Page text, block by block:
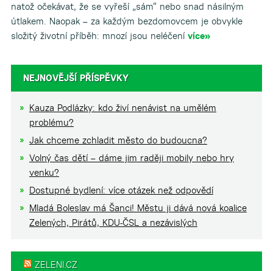
natož očekávat, že se vyřeší „sám“ nebo snad násilným
útlakem. Naopak – za každým bezdomovcem je obvykle
složitý životní příběh: mnozí jsou neléčení více»
NEJNOVĚJŠÍ PŘÍSPĚVKY
Kauza Podlázky: kdo živí nenávist na umělém
problému?
Jak chceme zchladit město do budoucna?
Volný čas dětí – dáme jim raději mobily nebo hry
venku?
Dostupné bydlení: více otázek než odpovědí
Mladá Boleslav má Šanci! Městu ji dává nová koalice
Zelených, Pirátů, KDU-ČSL a nezávislých
ZELENI.CZ